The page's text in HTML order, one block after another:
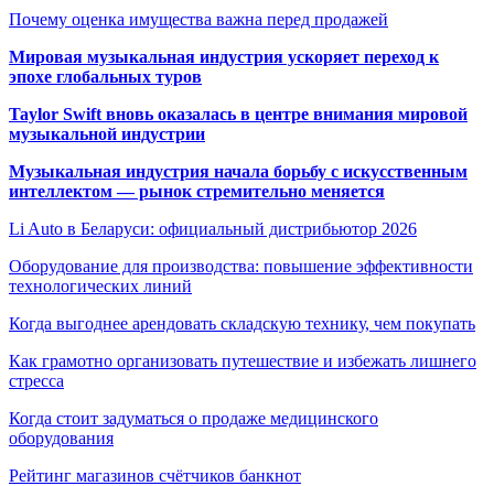
Почему оценка имущества важна перед продажей
Мировая музыкальная индустрия ускоряет переход к
эпохе глобальных туров
Taylor Swift вновь оказалась в центре внимания мировой
музыкальной индустрии
Музыкальная индустрия начала борьбу с искусственным
интеллектом — рынок стремительно меняется
Li Auto в Беларуси: официальный дистрибьютор 2026
Оборудование для производства: повышение эффективности
технологических линий
Когда выгоднее арендовать складскую технику, чем покупать
Как грамотно организовать путешествие и избежать лишнего
стресса
Когда стоит задуматься о продаже медицинского
оборудования
Рейтинг магазинов счётчиков банкнот